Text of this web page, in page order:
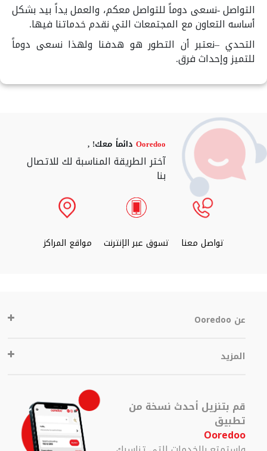
التواصل -نسعى دوماً للتواصل معكم، والعمل يداً بيد بشكل
أساسه التعاون مع المجتمعات التي نقدم خدماتنا فيها.
التحدي –نعتبر أن التطور هو هدفنا ولهذا نسعى دوماً
للتميز وإحداث فرق.
Ooredoo دائماً معك! ,
آختر الطريقة المناسبة لك للاتصال
بنا
تواصل معنا تسوق عبر الإنترنت مواقع المراكز
عن Ooredoo
المزيد
قم بتنزيل أحدث نسخة من
تطبيق
Ooredoo